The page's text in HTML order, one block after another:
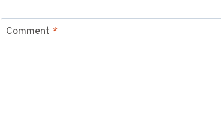
Comment *